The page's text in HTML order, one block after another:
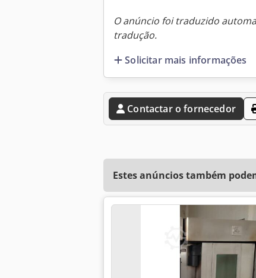
O anúncio foi traduzido
tradução.
Solicitar mais informações
Contactar o fornecedor
Estes anúncios também